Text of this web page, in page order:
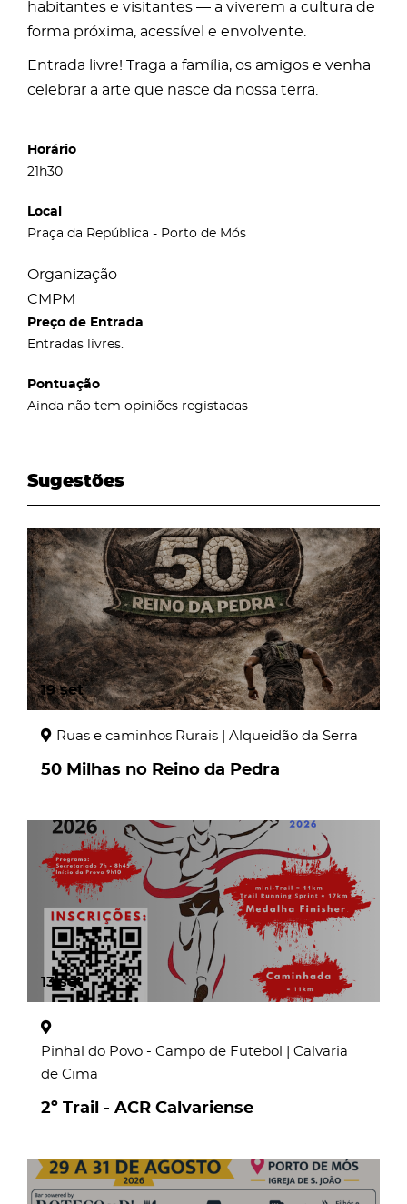
habitantes e visitantes — a viverem a cultura de
forma próxima, acessível e envolvente.
Entrada livre! Traga a família, os amigos e venha
celebrar a arte que nasce da nossa terra.
Horário
21h30
Local
Praça da República - Porto de Mós
Organização
CMPM
Preço de Entrada
Entradas livres.
Pontuação
Ainda não tem opiniões registadas
Sugestões
page
19 set
Ruas e caminhos Rurais | Alqueidão da Serra
50 Milhas no Reino da Pedra
page
13 set
Pinhal do Povo - Campo de Futebol | Calvaria
de Cima
2º Trail - ACR Calvariense
page